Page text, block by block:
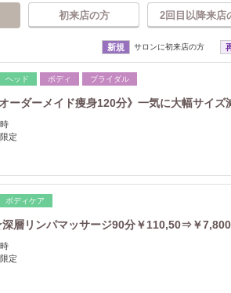
初来店の方 2回目以降来店
新規 サロンに初来店の方
ヘッド ボディ ブライダル
ーダーメイド痩身120分》一気に大幅サイズ
定
ボディケア
層リンパマッサージ90分￥110,50⇒￥7,800
定